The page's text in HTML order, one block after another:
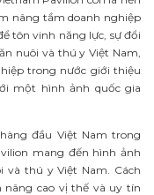
nâng tầm doanh nghiệp
tôn vinh năng lực, sự đổi
nuôi và thú y Việt Nam,
trong nước giới thiệu
một hình ảnh quốc gia
đầu Việt Nam trong
mang đến hình ảnh
và thú y Việt Nam. Cách
cao vị thế và uy tín